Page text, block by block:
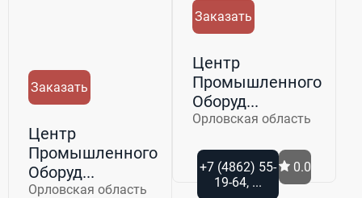
Заказать
Центр
Промышленного
Оборуд...
Орловская область
Заказать
Центр
Промышленного
Оборуд...
Орловская область
+7 (4862) 55-
19-64, ...
0.0